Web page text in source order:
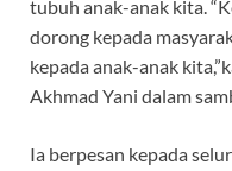
tubuh anak-anak kita.
dorong kepada
kepada anak-anak
Akhmad Yani dalam
Ia berpesan kepada